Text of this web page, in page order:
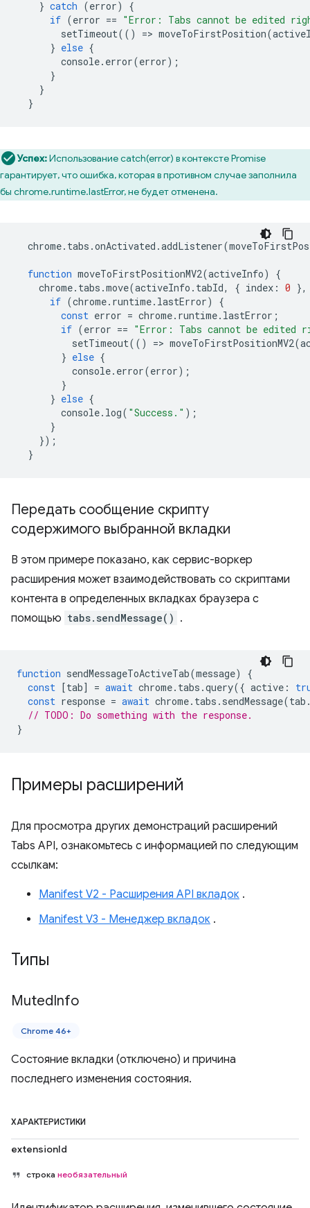
} catch (error)
{
if (error == "Error: Tabs cannot be edited
setTimeout(() => moveToFirstPosition(
} else {
console. error(error);
}
}
}
Успех:Использование catch(error) в контексте Promise
гарантирует, что ошибка, которая в противном случае заполнила
бы chrome.runtime.lastError, не будет отменена.
chrome. tabs .onActivated .addListener(
function moveToFirstPositionMV2(activeInfo)
{
chrome. tabs .move(activeInfo . tabId, { index : 0 },
if (chrome. runtime. lastError)
{
const error = chrome. runtime. lastError ;
if (error == "Error: Tabs cannot be edited
setTimeout(() => moveToFirstPositionMV2(
} else {
console. error(error);
}
} else {
console. log( "Success." );
}
});
}
Передать сообщение скрипту
содержимого выбранной вкладки
В этом примере показано, как сервис-воркер
расширения может взаимодействовать со скриптами
контента в определенных вкладках браузера с
помощью tabs.sendMessage() .
function sendMessageToActiveTab(message)
{
const [tab] = await chrome. tabs .query({ active :
const response = await chrome. tabs . sendMessage(tab
// TODO: Do something with the response.
}
Примеры расширений
Для просмотра других демонстраций расширений
Tabs API, ознакомьтесь с информацией по следующим
ссылкам:
Manifest V2 - Расширения API вкладок .
Manifest V3 - Менеджер вкладок .
Типы
MutedInfo
Chrome 46+
Состояние вкладки (отключено) и причина
последнего изменения состояния.
ХАРАКТЕРИСТИКИ
extensionId
строка необязательный